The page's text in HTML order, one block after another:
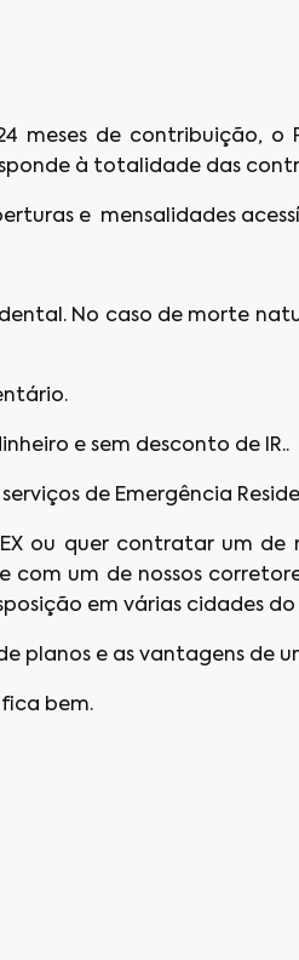
meses de contribuição,
à totalidade das
e mensalidades
No caso de morte
e sem desconto de IR..
de Emergência
ou quer contratar um de
com um de nossos
em várias cidades
planos e as vantagens de
bem.